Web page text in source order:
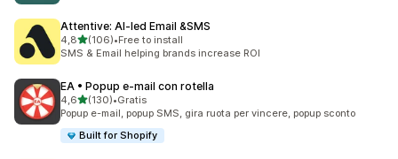
Attentive: AI‑led Email &SMS
4,8stelle su 5
(106)
106 recensioni totali
•Free to install
SMS & Email helping brands increase ROI
EA • Popup e‑mail con rotella
4,6stelle su 5
(130)
130 recensioni totali
•Gratis
Popup e-mail, popup SMS, gira ruota per vincere, popup sconto
Built for Shopify